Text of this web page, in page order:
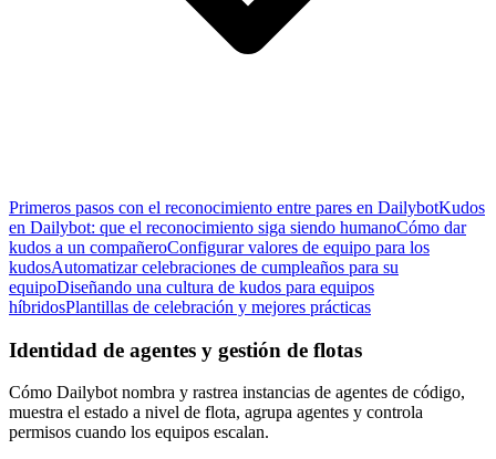
Primeros pasos con el reconocimiento entre pares en DailybotKudos
en Dailybot: que el reconocimiento siga siendo humanoCómo dar
kudos a un compañeroConfigurar valores de equipo para los
kudosAutomatizar celebraciones de cumpleaños para su
equipoDiseñando una cultura de kudos para equipos
híbridosPlantillas de celebración y mejores prácticas
Identidad de agentes y gestión de flotas
Cómo Dailybot nombra y rastrea instancias de agentes de código,
muestra el estado a nivel de flota, agrupa agentes y controla
permisos cuando los equipos escalan.